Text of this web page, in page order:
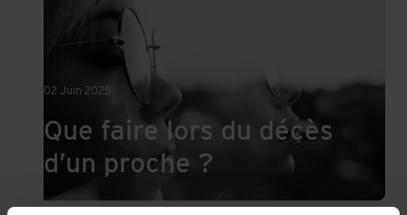
02 Juin 2025
Que faire lors du décès
d’un proche ?